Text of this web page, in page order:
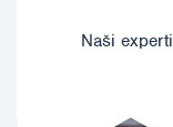
Naši